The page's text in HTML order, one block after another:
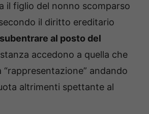
il figlio del nonno scomparso
il diritto ereditario
al posto del
accedono a quella che
“rappresentazione” andando
altrimenti spettante al